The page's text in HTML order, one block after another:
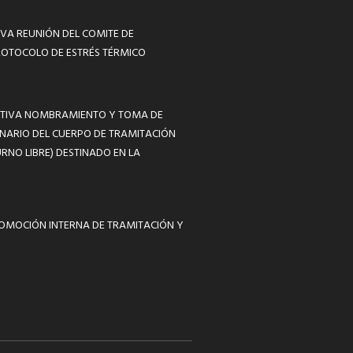
REUNIÓN DEL COMITE DE
DE ESTRÉS TÉRMICO
NOMBRAMIENTO Y TOMA DE
DEL CUERPO DE TRAMITACIÓN
LIBRE) DESTINADO EN LA
INTERNA DE TRAMITACIÓN Y